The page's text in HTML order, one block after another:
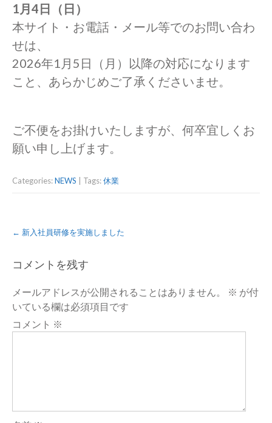
1月4日（日）
本サイト・お電話・メール等でのお問い合わ
せは、
2026年1月5日（月）以降の対応になります
こと、あらかじめご了承くださいませ。
ご不便をお掛けいたしますが、何卒宜しくお
願い申し上げます。
Categories:NEWS | Tags:休業
Post
← 新入社員研修を実施しました
コメントを残す
メールアドレスが公開されることはありません。 ※ が付
いている欄は必須項目です
コメント ※